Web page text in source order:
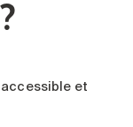
et